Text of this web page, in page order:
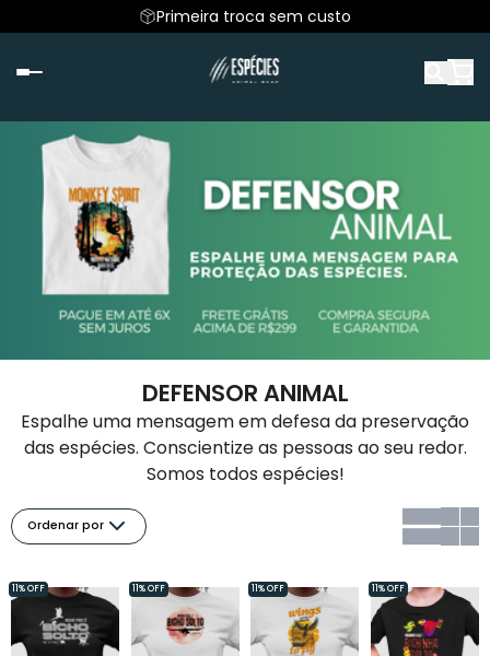
Primeira troca sem custo
DEFENSOR ANIMAL
Espalhe uma mensagem em defesa da preservação
das espécies. Conscientize as pessoas ao seu redor.
Somos todos espécies!
Ordenar por
11% OFF 11% OFF 11% OFF 11% OFF